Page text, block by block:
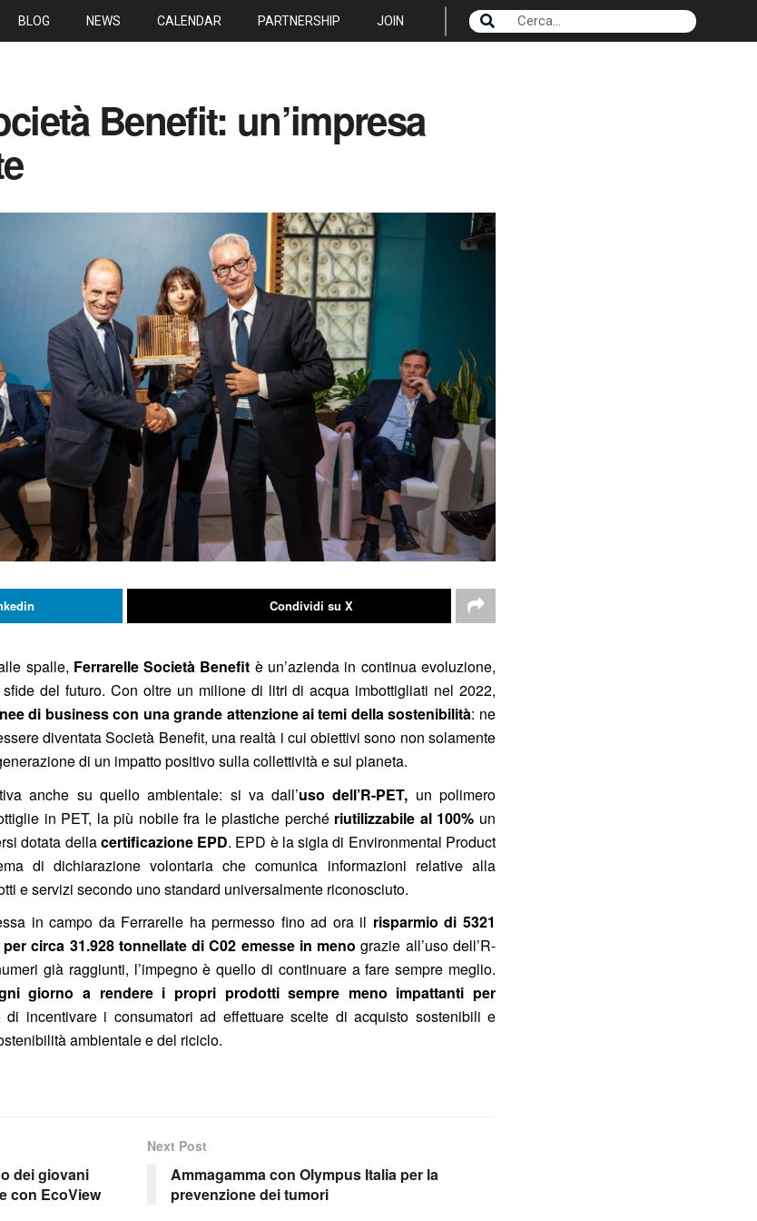
BLOG NEWS CALENDAR PARTNERSHIP JOIN
Benefit: un’impresa
Condividi su X
spalle, Ferrarelle Società Benefit è un’azienda in continua evoluzione,
del futuro. Con oltre un milione di litri di acqua imbottigliati nel 2022,
di business con una grande attenzione ai temi della sostenibilità: ne
diventata Società Benefit, una realtà i cui obiettivi sono non solamente
di un impatto positivo sulla collettività e sul pianeta.
anche su quello ambientale: si va dall’uso dell’R-PET, un polimero
in PET, la più nobile fra le plastiche perché riutilizzabile al 100% un
dotata dellacertificazione EPD. EPD è la sigla di Environmental Product
di dichiarazione volontaria che comunica informazioni relative alla
e servizi secondo uno standard universalmente riconosciuto.
in campo da Ferrarelle ha permesso fino ad ora il risparmio di 5321
circa 31.928 tonnellate di C02 emesse in meno grazie all’uso dell’R-
già raggiunti, l’impegno è quello di continuare a fare sempre meglio.
giorno a rendere i propri prodotti sempre meno impattanti per
di incentivare i consumatori ad effettuare scelte di acquisto sostenibili e
ambientale e del riciclo.
dei giovani
con EcoView
Next Post
Ammagamma con Olympus Italia per la
prevenzione dei tumori